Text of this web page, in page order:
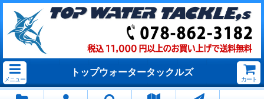
メニュー
トップウォータータックルズ
カート